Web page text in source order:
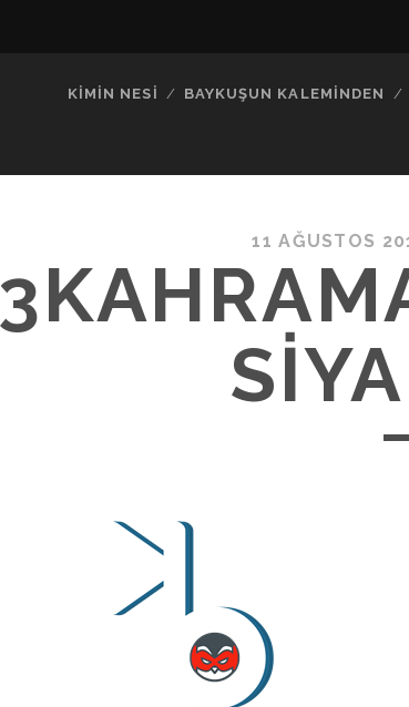
KIMIN NESI BAYKUŞUN KALEMINDEN
11 AĞUSTOS